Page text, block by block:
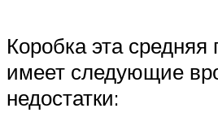
Коробка эта средняя
имеет следующие
недостатки: